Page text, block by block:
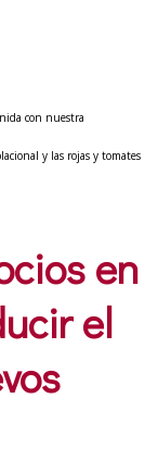
con nuestra
y las rojas y tomates
en
el